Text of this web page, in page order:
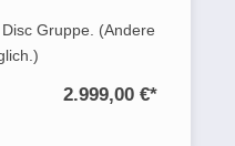
Gruppe. (Andere
2.999,00 €*